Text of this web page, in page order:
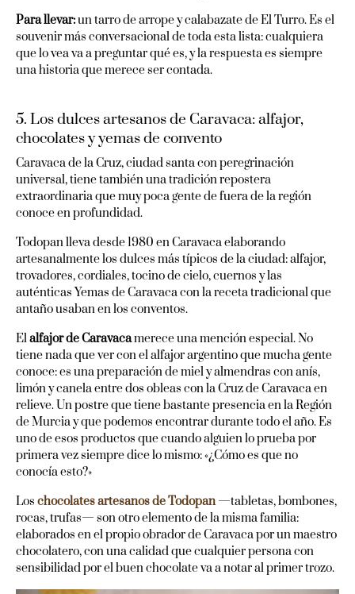
Para llevar:un tarro de arrope y calabazate de El Turro. Es el
souvenir más conversacional de toda esta lista: cualquiera
que lo vea va a preguntar qué es, y la respuesta es siempre
una historia que merece ser contada.
5. Los dulces artesanos de Caravaca: alfajor,
chocolates y yemas de convento
Caravaca de la Cruz, ciudad santa con peregrinación
universal, tiene también una tradición repostera
extraordinaria que muy poca gente de fuera de la región
conoce en profundidad.
Todopan lleva desde 1980 en Caravaca elaborando
artesanalmente los dulces más típicos de la ciudad: alfajor,
trovadores, cordiales, tocino de cielo, cuernos y las
auténticas Yemas de Caravaca con la receta tradicional que
antaño usaban en los conventos.
Elalfajor de Caravacamerece una mención especial. No
tiene nada que ver con el alfajor argentino que mucha gente
conoce: es una preparación de miel y almendras con anís,
limón y canela entre dos obleas con la Cruz de Caravaca en
relieve. Un postre que tiene bastante presencia en la Región
de Murcia y que podemos encontrar durante todo el año. Es
uno de esos productos que cuando alguien lo prueba por
primera vez siempre dice lo mismo: «¿Cómo es que no
conocía esto?»
Los chocolates artesanos de Todopan—tabletas, bombones,
rocas, trufas— son otro elemento de la misma familia:
elaborados en el propio obrador de Caravaca por un maestro
chocolatero, con una calidad que cualquier persona con
sensibilidad por el buen chocolate va a notar al primer trozo.